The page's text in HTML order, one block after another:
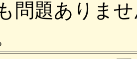
問題ありま